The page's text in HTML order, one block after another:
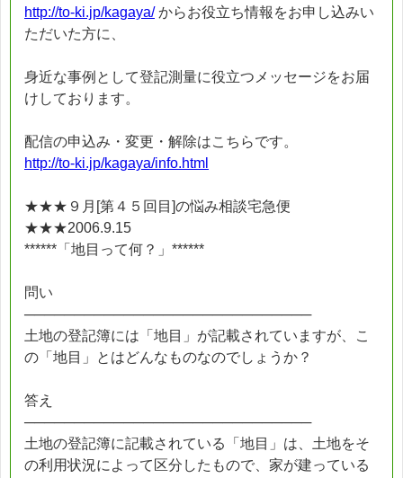
http://to-ki.jp/kagaya/からお役立ち情報をお申し込みい
ただいた方に、
身近な事例として登記測量に役立つメッセージをお届
けしております。
配信の申込み・変更・解除はこちらです。
http://to-ki.jp/kagaya/info.html
★★★９月[第４５回目]の悩み相談宅急便
★★★2006.9.15
******「地目って何？」******
問い
─────────────────────────────
土地の登記簿には「地目」が記載されていますが、こ
の「地目」とはどんなものなのでしょうか？
答え
─────────────────────────────
土地の登記簿に記載されている「地目」は、土地をそ
の利用状況によって区分したもので、家が建っている